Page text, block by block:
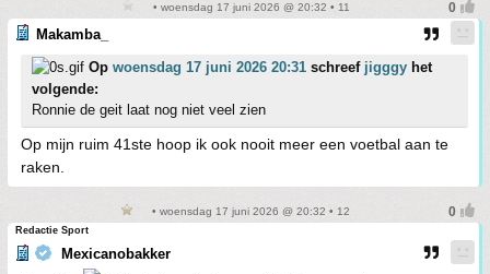
• woensdag 17 juni 2026 @ 20:32 • 11
Makamba_
Op woensdag 17 juni 2026 20:31 schreef jigggy het
volgende:
Ronnie de geit laat nog niet veel zien
Op mijn ruim 41ste hoop ik ook nooit meer een voetbal aan te
raken.
• woensdag 17 juni 2026 @ 20:32 • 12
Redactie Sport
Mexicanobakker